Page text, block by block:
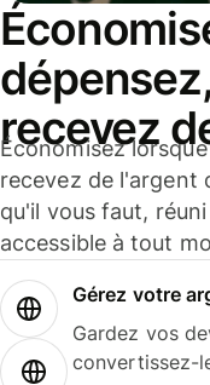
recevez
Économisez
recevez de l'argent
qu'il vous faut,
accessible à tout
Gérez votre
Gardez vos
convertissez-